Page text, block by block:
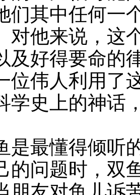
们其中任何一
对他来说，这
及好得要命的
伟人利用了
学史上的神话
最懂得倾听
的问题时，双